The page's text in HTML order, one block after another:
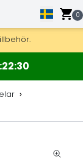
0
dekorationer.
22 29